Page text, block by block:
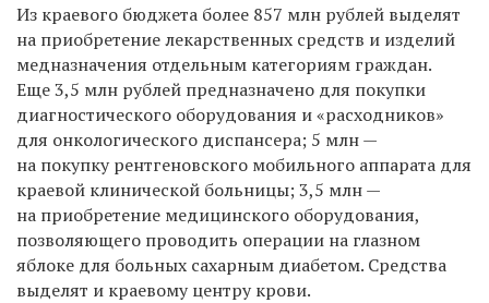
Из краевого бюджета более 857 млн рублей выделят
на приобретение лекарственных средств и изделий
медназначения отдельным категориям граждан.
Еще 3,5 млн рублей предназначено для покупки
диагностического оборудования и «расходников»
для онкологического диспансера; 5 млн —
на покупку рентгеновского мобильного аппарата для
краевой клинической больницы; 3,5 млн —
на приобретение медицинского оборудования,
позволяющего проводить операции на глазном
яблоке для больных сахарным диабетом. Средства
выделят и краевому центру крови.